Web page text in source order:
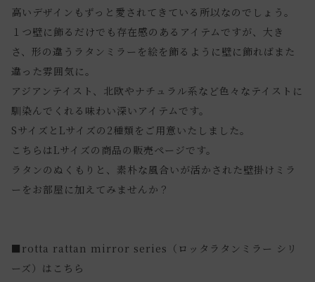
高いデザインもずっと愛されてきている所以なのでしょう。
１つ壁に飾るだけでも存在感のあるアイテムですが、大き
さ、形の違うラタンミラーを絵を飾るように壁に飾ればまた
違った雰囲気に。
アジアンテイスト、北欧やナチュラル系など色々なテイストに
馴染んでくれる味わい深いアイテムです。
SサイズとLサイズの2種類をご用意いたしました。
こちらはLサイズの商品の販売ページです。
ラタンのぬくもりと、素朴な風合いが活かされた壁掛けミラ
ーをお部屋に加えてみませんか？
■rotta rattan mirror series（ロッタラタンミラー シリ
ーズ）はこちら